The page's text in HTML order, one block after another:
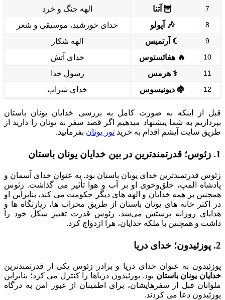
7 🦉 آتنا الهه جنگ و خرد
8 🎶 آپولو خدای خورشید، موسیقی و شعر
9 ☾ آرتمیس الهه شکار
10 🔥 هفائستوس خدای آتش
11 ⚕️ هرمس رسول خدا
12 🍇 دیونیسوس خدای شراب
قبل از اینکه به صورت کامل به بررسی خدایان یونان باستان
بپردازیم به شما پیشنهاد میدهیم اگر قصد سفر به یونان را دارید از
طریق سایت آیشم اقدام به خرید تور یونان بفرمایید.
1. زئوس؛ قدرتمندترین در بین خدایان یونان باستان
زئوس قدرتمندترین خدای یونان باستان بود. به عنوان خدای آسمان و
پادشاه المپ، خلق‌وخوی او بر آب و هوا تأثیر می گذاشت. زئوس
همچنین بر همه خدایان و الهه های دیگر حکومت می کند، بنابراین او
در اکثر خانه های یونان باستان از طریق محراب ها، زیارتگاه ها و
هدایای روزانه پرستش می‌شد. زئوس قدرت تغییر شکل خود را
داشت و همچنین با ملکه خدایان، هرا ازدواج کرد.
2. پوزئیدون؛ خدای دریا
پوزئیدون به عنوان خدای دریا و برادر زئوس یکی از قدرتمندترین
خدایان یونان باستان بود. پوزئیدون دریاها را کنترل می کرد؛ بنابراین
ملوانان قبل از سفرهایشان، برای اطمینان از عبور امن به درگاه
پوزئیدون دعا می کردند.